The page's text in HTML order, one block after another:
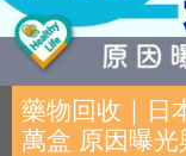
藥物回收｜日
萬盒 原因曝光